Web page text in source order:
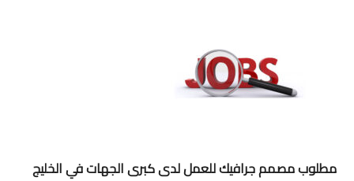
مطلوب مصمم جرافيك للعمل لدى كبرى الجهات في الخليج